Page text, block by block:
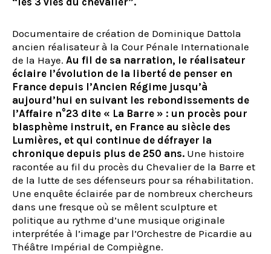
Documentaire de création de Dominique Dattola
ancien réalisateur à la Cour Pénale Internationale
de la Haye. Au fil de sa narration, le réalisateur
éclaire l’évolution de la liberté de penser en
France depuis l’Ancien Régime jusqu’à
aujourd’hui en suivant les rebondissements de
l’Affaire n°23 dite « La Barre » : un procès pour
blasphème instruit, en France au siècle des
Lumières, et qui continue de défrayer la
chronique depuis plus de 250 ans. Une histoire
racontée au fil du procès du Chevalier de la Barre et
de la lutte de ses défenseurs pour sa réhabilitation.
Une enquête éclairée par de nombreux chercheurs
dans une fresque où se mêlent sculpture et
politique au rythme d’une musique originale
interprétée à l’image par l’Orchestre de Picardie au
Théâtre Impérial de Compiègne.